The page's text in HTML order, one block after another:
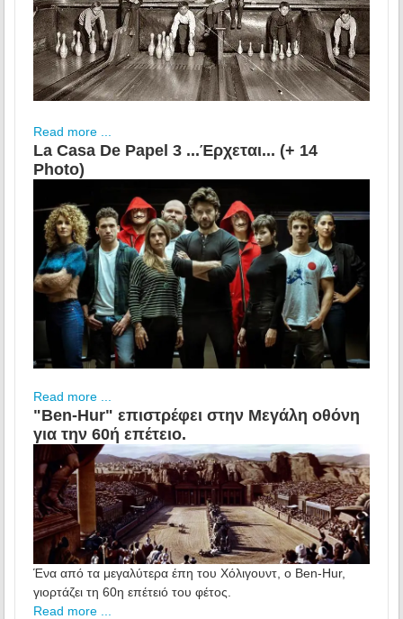
Read more ...
La Casa De Papel 3 ...Έρχεται... (+ 14
Photo)
Read more ...
"Ben-Hur" επιστρέφει στην Μεγάλη οθόνη
για την 60ή επέτειο.
Ένα από τα μεγαλύτερα έπη του Χόλιγουντ, ο Ben-Hur,
γιορτάζει τη 60η επέτειό του φέτος.
Read more ...